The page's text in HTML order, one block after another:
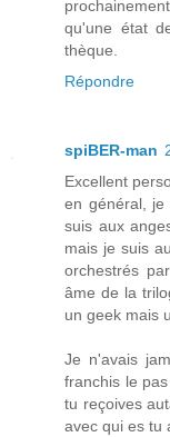
qu'une état
thèque.
Répondre
spiBER-man
Excellent
en général, je
suis aux
mais je suis
orchestrés
âme de la
un geek mais
Je n'avais
franchis le
tu reçoives
avec qui es tu